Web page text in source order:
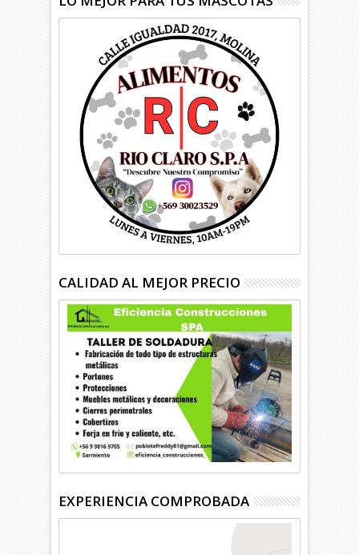
CALIDAD AL MEJOR PRECIO
EXPERIENCIA COMPROBADA